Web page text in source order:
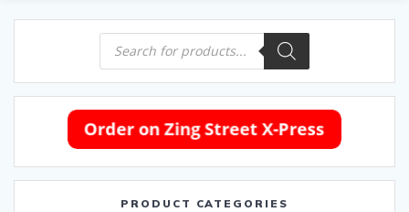
Products
search
PRODUCT CATEGORIES